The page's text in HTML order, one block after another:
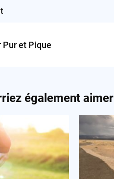
Pur et Pique
également aimer